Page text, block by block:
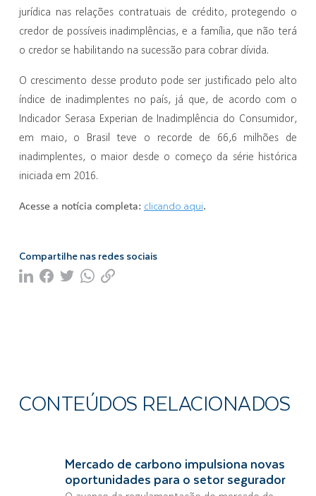
jurídica nas relações contratuais de crédito, protegendo o
credor de possíveis inadimplências, e a família, que não terá
o credor se habilitando na sucessão para cobrar dívida.
O crescimento desse produto pode ser justificado pelo alto
índice de inadimplentes no país, já que, de acordo com o
Indicador Serasa Experian de Inadimplência do Consumidor,
em maio, o Brasil teve o recorde de 66,6 milhões de
inadimplentes, o maior desde o começo da série histórica
iniciada em 2016.
Acesse a notícia completa: clicando aqui.
Compartilhe nas redes sociais
CONTEÚDOS RELACIONADOS
Mercado de carbono impulsiona novas
oportunidades para o setor segurador